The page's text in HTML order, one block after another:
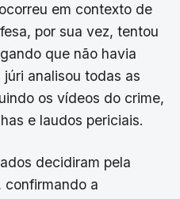
em contexto de
por sua vez, tentou
que não havia
analisou todas as
os vídeos do crime,
e laudos periciais.
decidiram pela
confirmando a